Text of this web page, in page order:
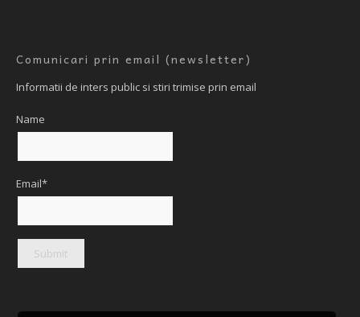
Comunicari prin email (newsletter)
Informatii de inters public si stiri trimise prin email
Name
Email*